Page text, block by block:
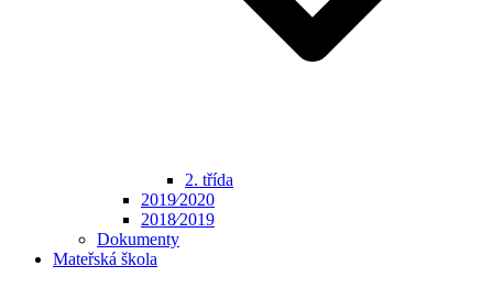
2. třída
2019⁄2020
2018⁄2019
Dokumenty
Mateřská škola